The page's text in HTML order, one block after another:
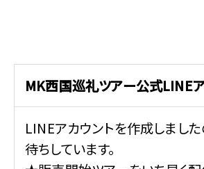
MK西国巡礼ツアー公式LINE
LINEアカウントを作成しまし
待ちしています。